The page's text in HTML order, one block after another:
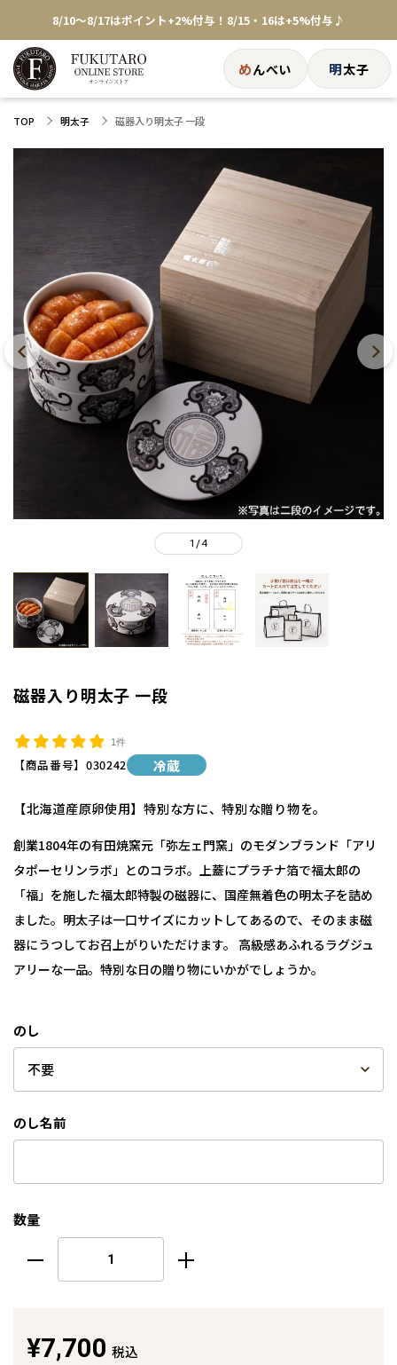
★めんべい25周年記念商品が登場★
【色々な味を試したい方へ】ポストイン！めんべい
めんべい 明太子
TOP 明太子 磁器入り明太子 一段
1 /4
磁器入り明太子 一段
1件
【商品番号】 030242 冷蔵
【北海道産原卵使用】特別な方に、特別な贈り物を。
創業1804年の有田焼窯元「弥左ェ門窯」のモダンブランド「アリ
タポーセリンラボ」とのコラボ。上蓋にプラチナ箔で福太郎の
「福」を施した福太郎特製の磁器に、国産無着色の明太子を詰め
ました。明太子は一口サイズにカットしてあるので、そのまま磁
器にうつしてお召上がりいただけます。 高級感あふれるラグジュ
アリーな一品。特別な日の贈り物にいかがでしょうか。
のし
のし名前
数量
¥7,700 税込